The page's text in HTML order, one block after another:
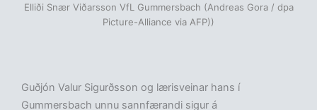
Elliði Snær Viðarsson VfL Gummersbach (Andreas Gora / dpa
Picture-Alliance via AFP))
Guðjón Valur Sigurðsson og lærisveinar hans í
Gummersbach unnu sannfærandi sigur á